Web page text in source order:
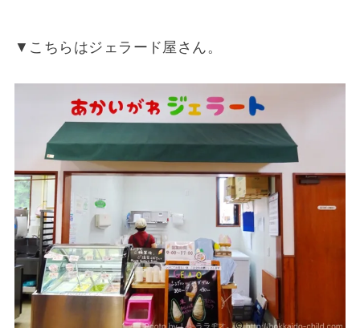
▼こちらはジェラード屋さん。